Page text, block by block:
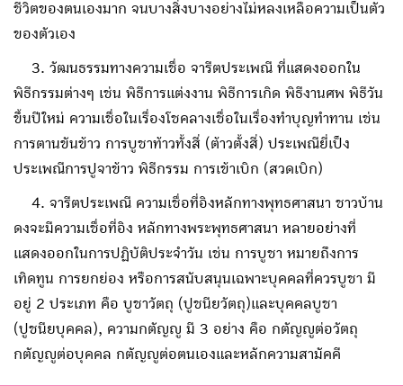
ชีวิตของตนเองมาก จนบางสิ่งบางอย่างไม่หลงเหลือความเป็นตัว
ของตัวเอง
3. วัฒนธรรมทางความเชื่อ จารีตประเพณี ที่แสดงออกใน
พิธีกรรมต่างๆ เช่น พิธีการแต่งงาน พิธีการเกิด พิธีงานศพ พิธีวัน
ขึ้นปีใหม่ ความเชื่อในเรื่องโชคลางเชื่อในเรื่องทำบุญทำทาน เช่น
การตานขันข้าว การบูชาท้าวทั้งสี่ (ต้าวตั้งสี่) ประเพณียี่เป็ง
ประเพณีการปูจาข้าว พิธีกรรม การเข้าเบิก (สวดเบิก)
4. จารีตประเพณี ความเชื่อที่อิงหลักทางพุทธศาสนา ชาวบ้าน
ดงจะมีความเชื่อที่อิง หลักทางพระพุทธศาสนา หลายอย่างที่
แสดงออกในการปฏิบัติประจำวัน เช่น การบูชา หมายถึงการ
เทิดทูน การยกย่อง หรือการสนับสนุนเฉพาะบุคคลที่ควรบูชา มี
อยู่ 2 ประเภท คือ บูชาวัตถุ (ปูชนียวัตถุ)และบุคคลบูชา
(ปูชนียบุคคล), ความกตัญญู มี 3 อย่าง คือ กตัญญูต่อวัตถุ
กตัญญูต่อบุคคล กตัญญูต่อตนเองและหลักความสามัคคี